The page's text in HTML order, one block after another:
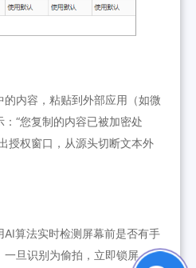
内容，粘贴到外部应用（如微
“您复制的内容已被加密处
授权窗口，从源头切断文本外
算法实时检测屏幕前是否有手
旦识别为偷拍，立即锁屏，并